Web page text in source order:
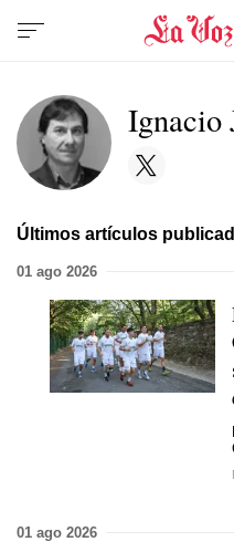
Ignacio
Últimos artículos
01 ago 2026
01 ago 2026